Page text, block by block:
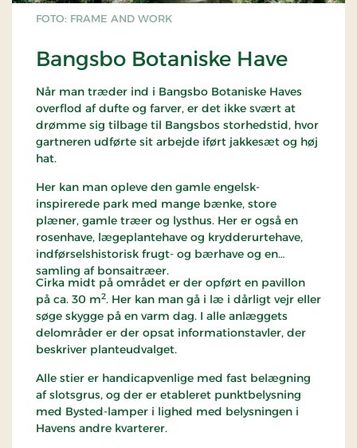
FOTO: FRAME AND WORK
Bangsbo Botaniske Have
Når man træder ind i Bangsbo Botaniske Haves
overflod af dufte og farver, er det ikke svært at
drømme sig tilbage til Bangsbos storhedstid, hvor
gartneren udførte sit arbejde iført jakkesæt og høj
hat.
Her kan man opleve den gamle engelsk-
inspirerede park med mange bænke, store
plæner, gamle træer og lysthus. Her er også en
rosenhave, lægeplantehave og krydderurtehave,
indførselshistorisk frugt- og bærhave og en
samling af bonsaitræer.
Cirka midt på området er der opført en pavillon
på ca. 30 m2. Her kan man gå i læ i dårligt vejr eller
søge skygge på en varm dag. I alle anlæggets
delområder er der opsat informationstavler, der
beskriver planteudvalget.
Alle stier er handicapvenlige med fast belægning
af slotsgrus, og der er etableret punktbelysning
med Bysted-lamper i lighed med belysningen i
Havens andre kvarterer.